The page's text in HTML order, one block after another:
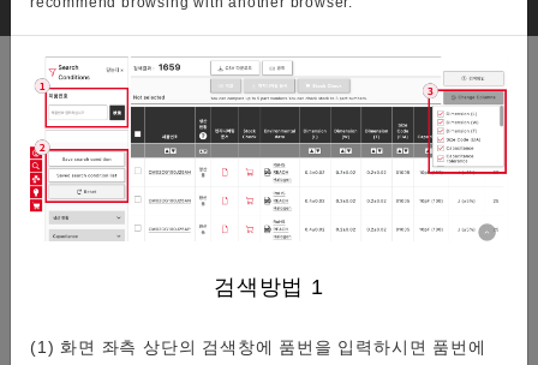
검색방법 1
(1) 화면 좌측 상단의 검색창에 품번을 입력하시면 품번에
You can check stock to 3 part numbers.
/5
SAW 제품기술적 정보 일람